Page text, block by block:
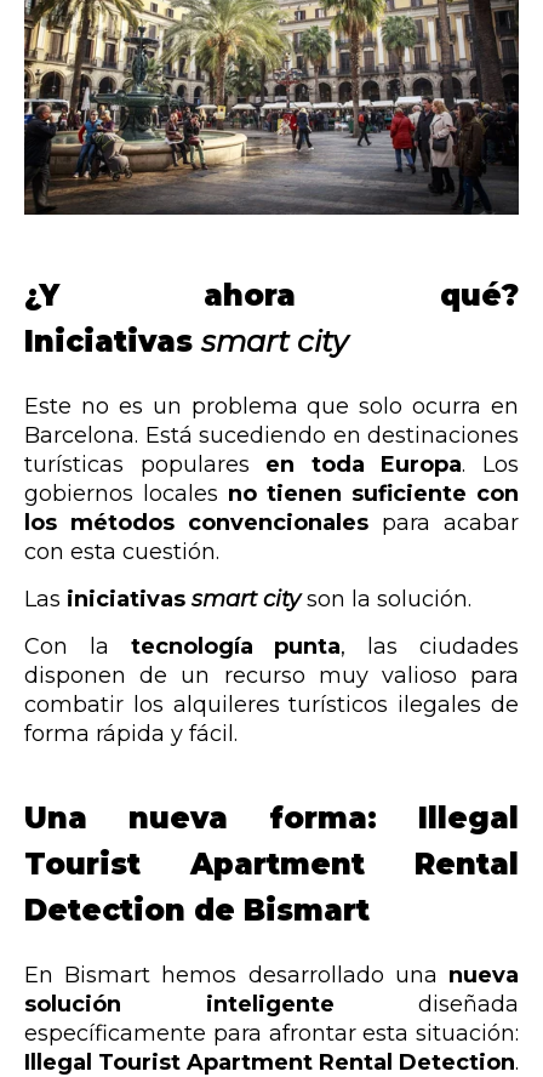
¿Y ahora qué?
Iniciativassmart city
Este no es un problema que solo ocurra en
Barcelona. Está sucediendo en destinaciones
turísticas populares en toda Europa. Los
gobiernos locales no tienen suficiente con
los métodos convencionales para acabar
con esta cuestión.
Las iniciativas smart cityson la solución.
Con la tecnología punta, las ciudades
disponen de un recurso muy valioso para
combatir los alquileres turísticos ilegales de
forma rápida y fácil.
Una nueva forma: Illegal
Tourist Apartment Rental
Detection de Bismart
En Bismart hemos desarrollado una nueva
solución inteligente diseñada
específicamente para afrontar esta situación:
Illegal Tourist Apartment Rental Detection.